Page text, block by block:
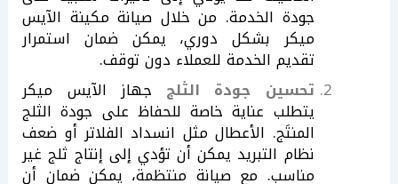
جودة الخدمة. من خلال صيانة مكينة الآيس
ميكر بشكل دوري، يمكن ضمان استمرار
تقديم الخدمة للعملاء دون توقف.
تحسين جودة الثلج جهاز الآيس ميكر
يتطلب عناية خاصة للحفاظ على جودة الثلج
المنتَج. الأعطال مثل انسداد الفلاتر أو ضعف
نظام التبريد يمكن أن تؤدي إلى إنتاج ثلج غير
مناسب. مع صيانة منتظمة، يمكن ضمان أن